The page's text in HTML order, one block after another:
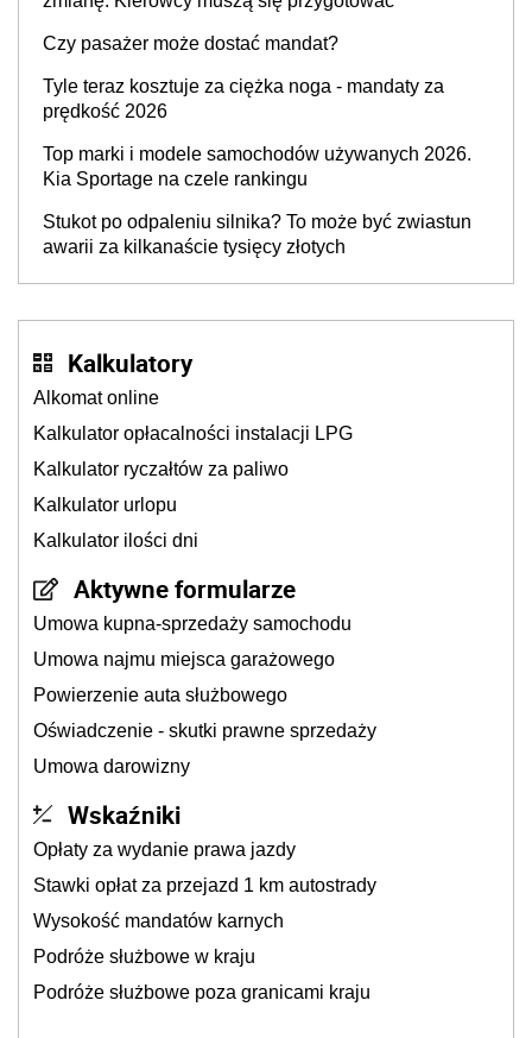
Czy pasażer może dostać mandat?
Tyle teraz kosztuje za ciężka noga - mandaty za
prędkość 2026
Top marki i modele samochodów używanych 2026.
Kia Sportage na czele rankingu
Stukot po odpaleniu silnika? To może być zwiastun
awarii za kilkanaście tysięcy złotych
Kalkulatory
Alkomat online
Kalkulator opłacalności instalacji LPG
Kalkulator ryczałtów za paliwo
Kalkulator urlopu
Kalkulator ilości dni
Aktywne formularze
Umowa kupna-sprzedaży samochodu
Umowa najmu miejsca garażowego
Powierzenie auta służbowego
Oświadczenie - skutki prawne sprzedaży
Umowa darowizny
Wskaźniki
Opłaty za wydanie prawa jazdy
Stawki opłat za przejazd 1 km autostrady
Wysokość mandatów karnych
Podróże służbowe w kraju
Podróże służbowe poza granicami kraju